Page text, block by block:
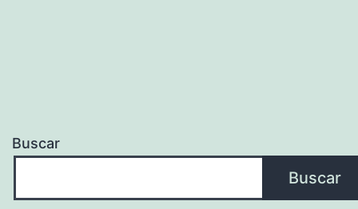
Buscar
Buscar